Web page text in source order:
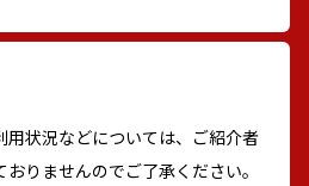
用状況などについては、ご紹介者
りませんのでご了承ください。